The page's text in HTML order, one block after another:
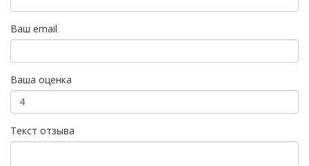
Ваш email
Ваша оценка
Текст отзыва